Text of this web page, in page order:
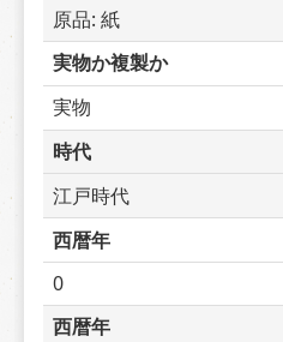
原品: 紙
実物か複製か
実物
時代
江戸時代
西暦年
0
西暦年